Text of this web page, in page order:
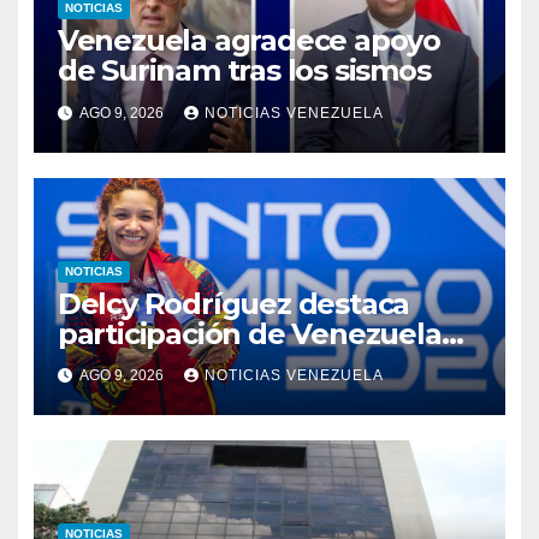
NOTICIAS
Venezuela agradece apoyo
de Surinam tras los sismos
AGO 9, 2026 NOTICIAS VENEZUELA
NOTICIAS
Delcy Rodríguez destaca
participación de Venezuela
en los XXV Juegos
Centroamericanos y del
Caribe 2026
AGO 9, 2026 NOTICIAS VENEZUELA
NOTICIAS